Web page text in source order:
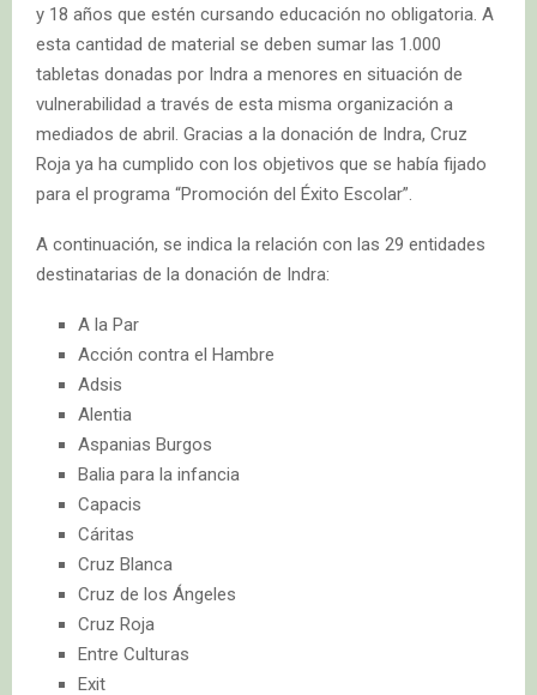
y 18 años que estén cursando educación no obligatoria. A
esta cantidad de material se deben sumar las 1.000
tabletas donadas por Indra a menores en situación de
vulnerabilidad a través de esta misma organización a
mediados de abril. Gracias a la donación de Indra, Cruz
Roja ya ha cumplido con los objetivos que se había fijado
para el programa “Promoción del Éxito Escolar”.
A continuación, se indica la relación con las 29 entidades
destinatarias de la donación de Indra:
A la Par
Acción contra el Hambre
Adsis
Alentia
Aspanias Burgos
Balia para la infancia
Capacis
Cáritas
Cruz Blanca
Cruz de los Ángeles
Cruz Roja
Entre Culturas
Exit